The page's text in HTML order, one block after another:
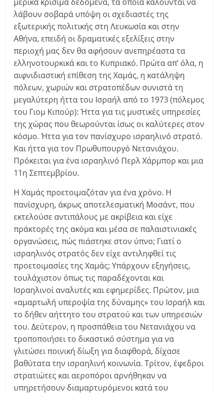
λάβουν σοβαρά υπόψη οι σχεδιαστές της
εξωτερικής πολιτικής στη Λευκωσία και στην
Αθήνα, επειδή οι δραματικές εξελίξεις στην
περιοχή μας δεν θα αφήσουν ανεπηρέαστα τα
ελληνοτουρκικά και το Κυπριακό. Πρώτα απ’ όλα, η
αιφνιδιαστική επίθεση της Χαμάς, η κατάληψη
πόλεων, χωριών και στρατοπέδων συνιστά τη
μεγαλύτερη ήττα του Ισραήλ από το 1973 (πόλεμος
του Γιομ Κιπούρ): Ήττα για τις μυστικές υπηρεσίες
της χώρας που θεωρούνται ίσως οι καλύτερες στον
κόσμο. Ήττα για τον πανίσχυρο ισραηλινό στρατό.
Και ήττα για τον Πρωθυπουργό Νετανιάχου.
Πρόκειται για ένα ισραηλινό Περλ Χάρμπορ και μια
11η Σεπτεμβρίου.
Η Χαμάς προετοιμαζόταν για ένα χρόνο. Η
πανίσχυρη, άκρως αποτελεσματική Μοσάντ, που
εκτελούσε αντιπάλους με ακρίβεια και είχε
πράκτορές της ακόμα και μέσα σε παλαιστινιακές
οργανώσεις, πώς πιάστηκε στον ύπνο; Γιατί ο
ισραηλινός στρατός δεν είχε αντιληφθεί τις
προετοιμασίες της Χαμάς; Υπάρχουν εξηγήσεις,
τουλάχιστον όπως τις παραδέχονται και
Ισραηλινοί αναλυτές και εφημερίδες. Πρώτον, μια
«αμαρτωλή υπεροψία της δύναμης» του Ισραήλ και
το δήθεν αήττητο του στρατού και των υπηρεσιών
του. Δεύτερον, η προσπάθεια του Νετανιάχου να
τροποποιήσει το δικαστικό σύστημα για να
γλιτώσει ποινική δίωξη για διαφθορά, δίχασε
βαθύτατα την ισραηλινή κοινωνία. Τρίτον, έφεδροι
στρατιώτες και αεροπόροι αρνήθηκαν να
υπηρετήσουν διαμαρτυρόμενοι κατά του